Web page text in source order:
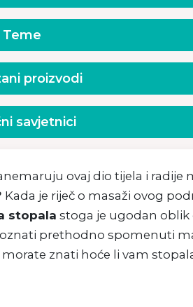
ovaj dio tijela i radije
Kada je riječ o masaži ovog
stopala stoga je ugodan
prethodno spomenuti
znati hoće li vam
Teme
proizvodi
savjetnici